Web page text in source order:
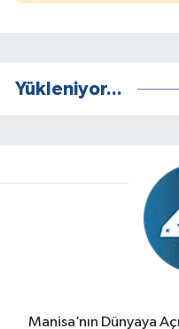
Yükleniyor...
Manisa’nın Dünyaya